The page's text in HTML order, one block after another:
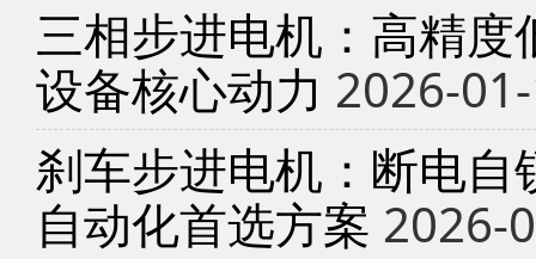
三相步进电机：高精
设备核心动力 2026-
刹车步进电机：断电
自动化首选方案 2026-